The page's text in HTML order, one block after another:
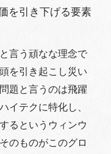
を引き下げる要素
言う頑なな理念で
を引き起こし災い
題と言うのは飛躍
イテクに特化し、
るというウィンウ
のものがこのグロ